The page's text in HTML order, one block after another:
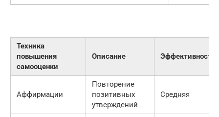
Техника
повышения
самооценки
Описание Эффективность
Аффирмации
Повторение
позитивных
утверждений
Средняя